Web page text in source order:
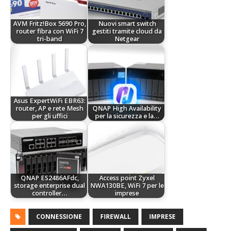
AVM Fritz!Box 5690 Pro,
router fibra con WiFi 7
tri-band
Nuovi smart switch
gestiti tramite cloud da
Netgear
Asus ExpertWiFi EBR63:
router, AP e rete Mesh
per gli uffici
QNAP High Availability
per la sicurezza e la…
QNAP ES2486AFdc,
storage enterprise dual
controller…
Access point Zyxel
NWA130BE, WiFi 7 per le
imprese
CONNESSIONE FIREWALL IMPRESE